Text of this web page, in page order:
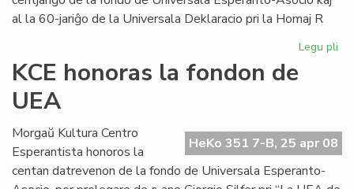
al la 60-jariĝo de la Universala Deklaracio pri la Homaj R
Legu pli
KCE honoras la fondon de
UEA
HeKo 351 7-B, 25 apr 08
Morgaŭ Kultura Centro
Esperantista honoros la
centan datrevenon de la fondo de Universala Esperanto-